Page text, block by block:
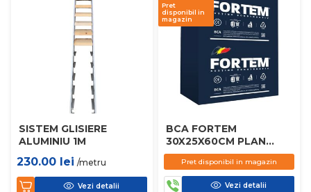
SISTEM GLISIERE
ALUMINIU 1M
230.00 lei /metru
Vezi detalii
Pret
disponibil in
magazin
BCA FORTEM
30X25X60CM PLAN
D450
Pret disponibil in magazin
Vezi detalii